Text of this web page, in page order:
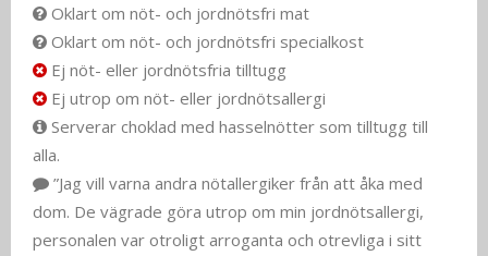
Oklart om nöt- och jordnötsfri mat
Oklart om nöt- och jordnötsfri specialkost
Ej nöt- eller jordnötsfria tilltugg
Ej utrop om nöt- eller jordnötsallergi
Serverar choklad med hasselnötter som tilltugg till
alla.
”Jag vill varna andra nötallergiker från att åka med
dom. De vägrade göra utrop om min jordnötsallergi,
personalen var otroligt arroganta och otrevliga i sitt